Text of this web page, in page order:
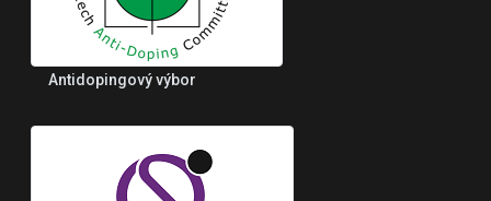
Antidopingový výbor